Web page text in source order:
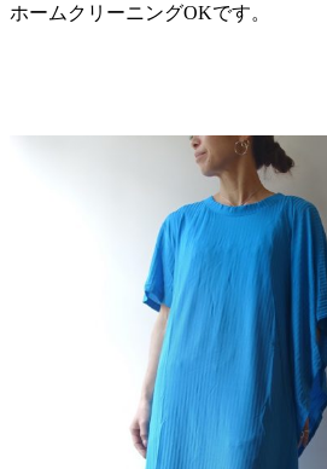
ホームクリーニングOKです。